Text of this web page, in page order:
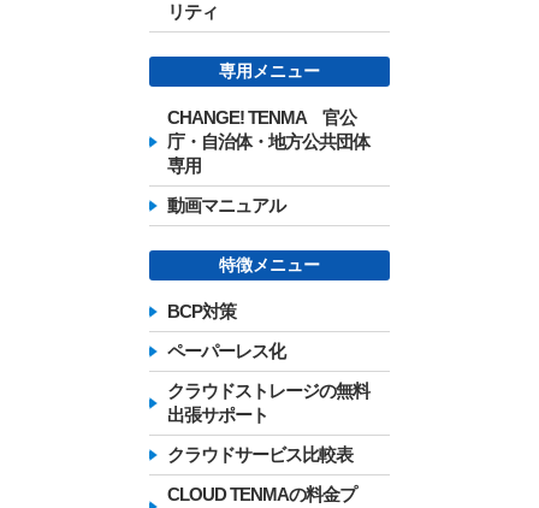
リティ
専用メニュー
CHANGE! TENMA 官公
庁・自治体・地方公共団体
専用
動画マニュアル
特徴メニュー
BCP対策
ペーパーレス化
クラウドストレージの無料
出張サポート
クラウドサービス比較表
CLOUD TENMAの料金プ